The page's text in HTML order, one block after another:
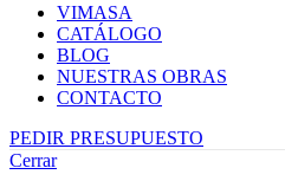
VIMASA
CATÁLOGO
BLOG
NUESTRAS OBRAS
CONTACTO
PEDIR PRESUPUESTO
Cerrar